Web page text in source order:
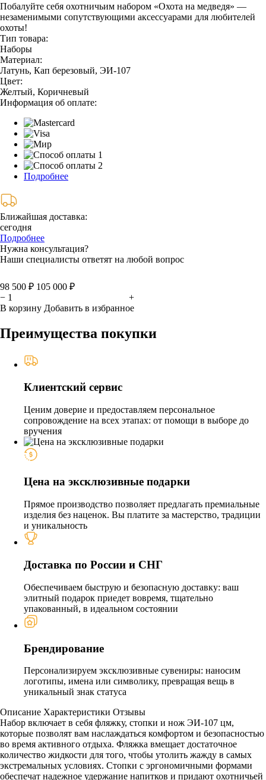
Побалуйте себя охотничьим набором «Охота на медведя» —
незаменимыми сопутствующими аксессуарами для любителей
охоты!
Тип товара:
Наборы
Материал:
Латунь, Кап березовый, ЭИ-107
Цвет:
Желтый, Коричневый
Информация об оплате:
Подробнее
Ближайшая доставка:
сегодня
Подробнее
Нужна консультация?
Наши специалисты ответят на любой вопрос
98 500 ₽ 105 000 ₽
−
+
В корзину Добавить в избранное
Преимущества покупки
Клиентский сервис
Ценим доверие и предоставляем персональное
сопровождение на всех этапах: от помощи в выборе до
вручения
Цена на эксклюзивные подарки
Прямое производство позволяет предлагать премиальные
изделия без наценок. Вы платите за мастерство, традиции
и уникальность
Доставка по России и СНГ
Обеспечиваем быструю и безопасную доставку: ваш
элитный подарок приедет вовремя, тщательно
упакованный, в идеальном состоянии
Брендирование
Персонализируем эксклюзивные сувениры: наносим
логотипы, имена или символику, превращая вещь в
уникальный знак статуса
Описание Характеристики Отзывы
Набор включает в себя фляжку, стопки и нож ЭИ-107 цм,
которые позволят вам наслаждаться комфортом и безопасностью
во время активного отдыха. Фляжка вмещает достаточное
количество жидкости для того, чтобы утолить жажду в самых
экстремальных условиях. Стопки с эргономичными формами
обеспечат надежное удержание напитков и придают охотничьей